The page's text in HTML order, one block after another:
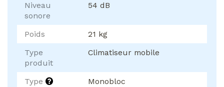
Niveau
sonore
54 dB
Poids
21 kg
Type
produit
Climatiseur mobile
Type
Monobloc